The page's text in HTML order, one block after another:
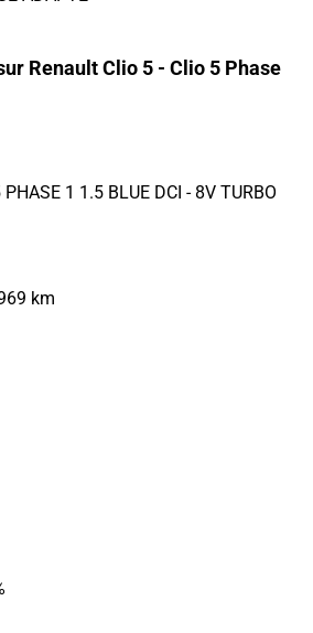
Renault Clio 5 - Clio 5 Phase
PHASE 1 1.5 BLUE DCI - 8V TURBO
km